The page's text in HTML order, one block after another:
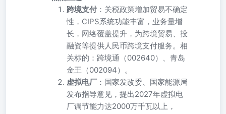
跨境支付 ：关税政策增加贸易不确定
性，CIPS系统功能丰富，业务量增
长，网络覆盖提升，为跨境贸易、投
融资等提供人民币跨境支付服务。相
关标的：跨境通（002640）、青岛
金王（002094）。
虚拟电厂 ：国家发改委、国家能源局
发布指导意见，提出2027年虚拟电
厂调节能力达2000万千瓦以上，